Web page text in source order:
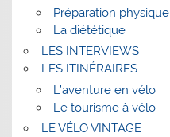
Préparation
La diététique
LES INTERVIEWS
LES ITINÉRAIRES
L’aventure en vélo
Le tourisme à vélo
LE VÉLO VINTAGE